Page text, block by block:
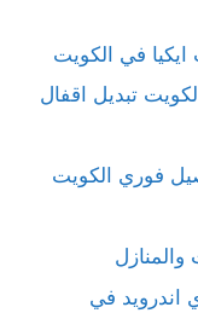
في الكويت
تبديل اقفال
فوري الكويت
اندرويد في